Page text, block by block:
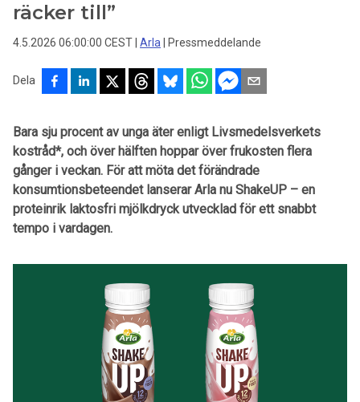
räcker till”
4.5.2026 06:00:00 CEST Arla Pressmeddelande
Dela
Bara sju procent av unga äter enligt Livsmedelsverkets
kostråd*, och över hälften hoppar över frukosten flera
gånger i veckan. För att möta det förändrade
konsumtionsbeteendet lanserar Arla nu ShakeUP – en
proteinrik laktosfri mjölkdryck utvecklad för ett snabbt
tempo i vardagen.